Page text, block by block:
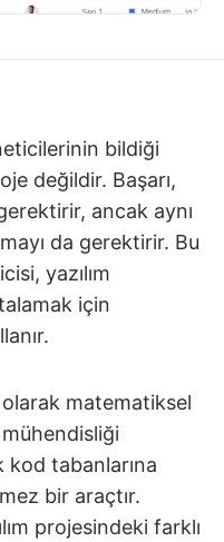
bildiği
değildir. Başarı,
ancak aynı
da gerektirir. Bu
yazılım
için
olarak matematiksel
kod tabanlarına
bir araçtır.
projesindeki farklı